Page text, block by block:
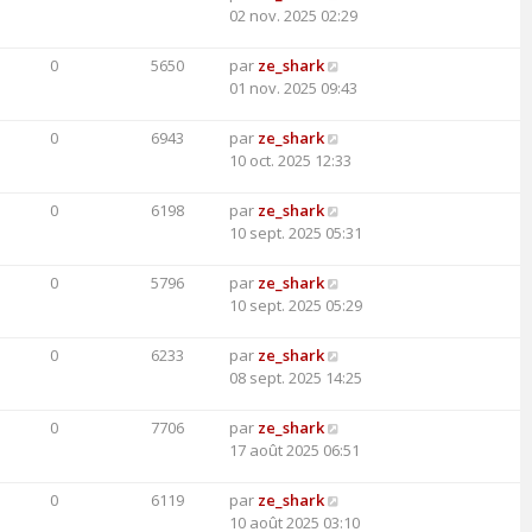
02 nov. 2025 02:29
0 5650 par ze_shark
01 nov. 2025 09:43
0 6943 par ze_shark
10 oct. 2025 12:33
0 6198 par ze_shark
10 sept. 2025 05:31
0 5796 par ze_shark
10 sept. 2025 05:29
0 6233 par ze_shark
08 sept. 2025 14:25
0 7706 par ze_shark
17 août 2025 06:51
0 6119 par ze_shark
10 août 2025 03:10